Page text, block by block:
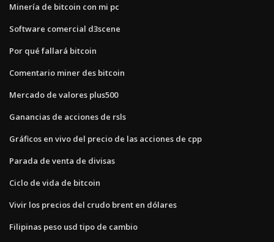
Minería de bitcoin con mi pc
Software comercial d3scene
Por qué fallará bitcoin
Comentario miner des bitcoin
Mercado de valores plus500
Ganancias de acciones de rsls
Gráficos en vivo del precio de las acciones de cpp
Parada de venta de divisas
Ciclo de vida de bitcoin
Vivir los precios del crudo brent en dólares
Filipinas peso usd tipo de cambio